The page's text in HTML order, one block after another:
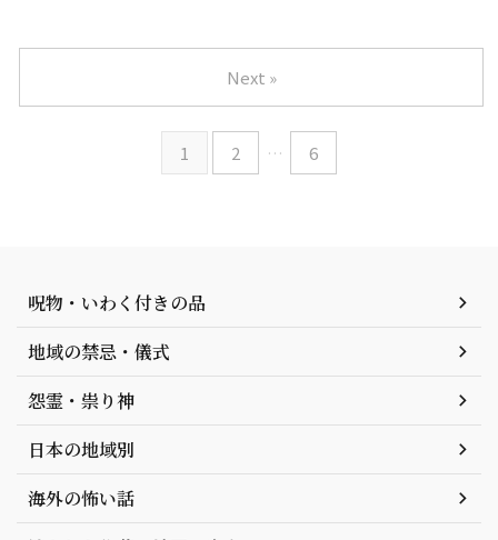
1 2 … 6
Next »
呪物・いわく付きの品
地域の禁忌・儀式
怨霊・祟り神
日本の地域別
海外の怖い話